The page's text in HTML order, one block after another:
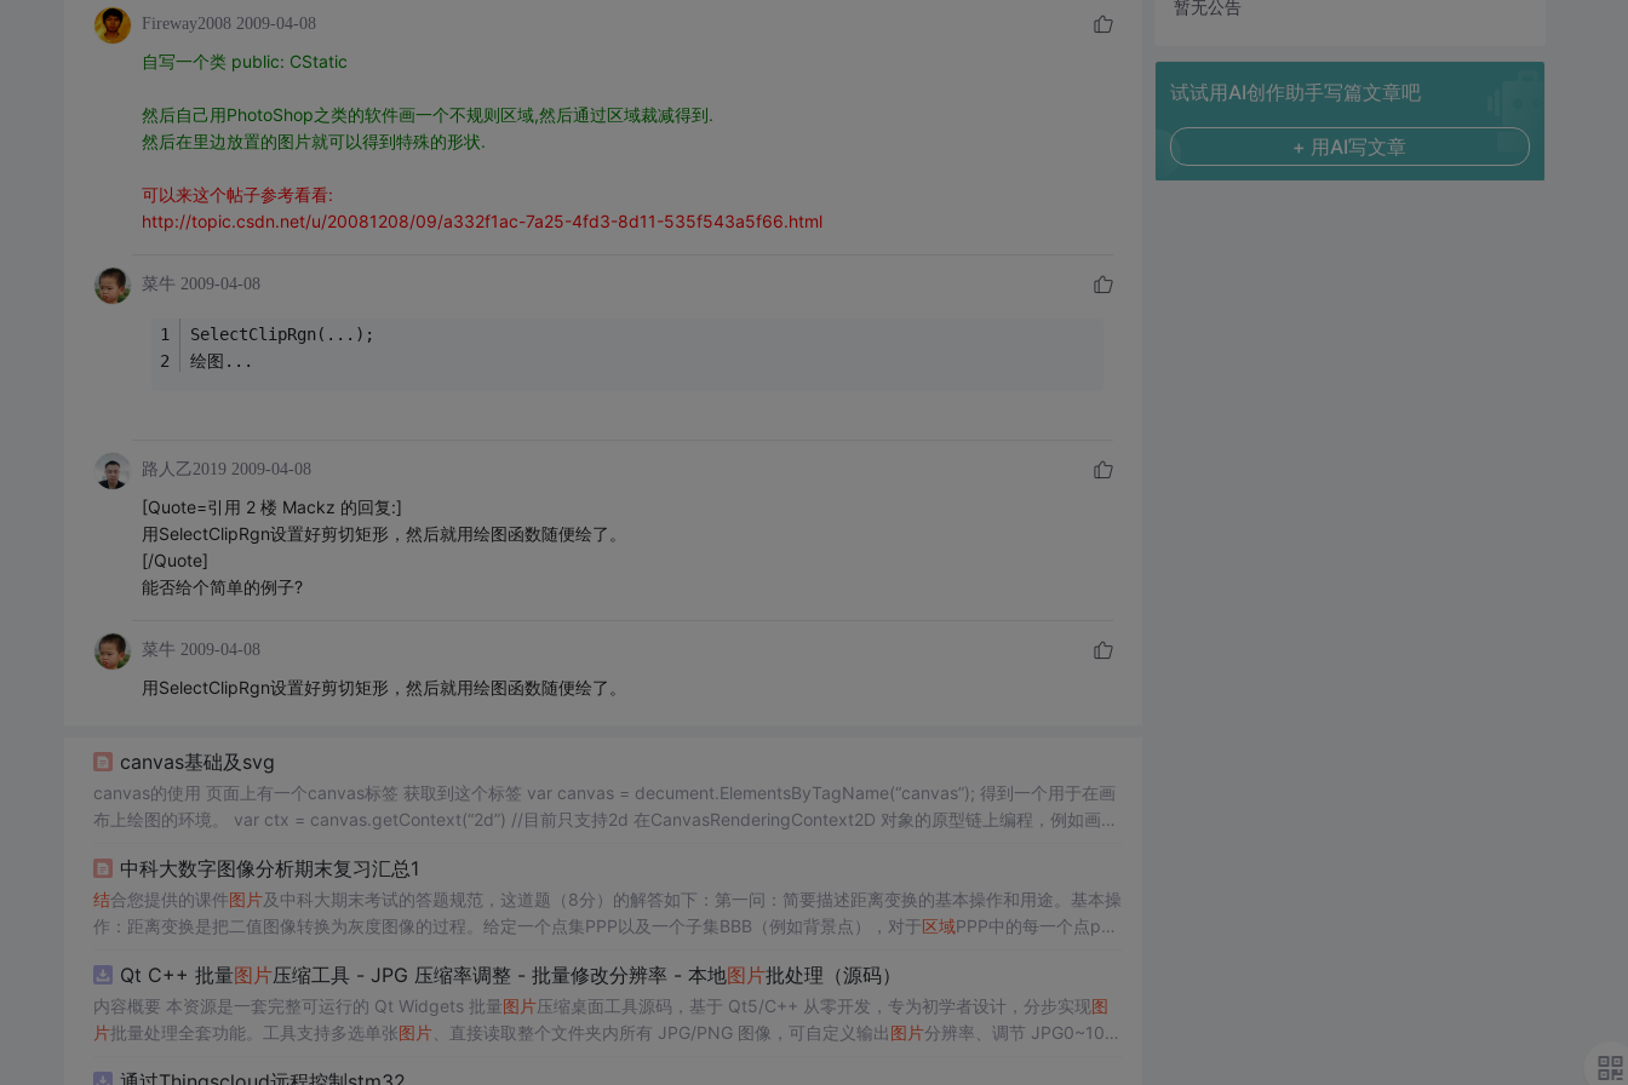
Fireway2008 2009-04-08
自写一个类 public: CStatic
然后自己用PhotoShop之类的软件画一个不规则区域,然后通过区域裁减得到.
然后在里边放置的图片就可以得到特殊的形状.
可以来这个帖子参考看看:
http://topic.csdn.net/u/20081208/09/a332f1ac-7a25-4fd3-8d11-535f543a5f66.html
菜牛 2009-04-08
SelectClipRgn(...);
绘图...
路人乙2019 2009-04-08
[Quote=引用 2 楼 Mackz 的回复:]
用SelectClipRgn设置好剪切矩形，然后就用绘图函数随便绘了。
[/Quote]
能否给个简单的例子?
菜牛 2009-04-08
用SelectClipRgn设置好剪切矩形，然后就用绘图函数随便绘了。
canvas基础及svg
canvas的使用 页面上有一个canvas标签 获取到这个标签 var canvas = decument.ElementsByTagName(“canvas”); 得到一个用于在画
布上绘图的环境。 var ctx = canvas.getContext(“2d”) //目前只支持2d 在CanvasRenderingContext2D 对象的原型链上编程，例如画一
中科大数字图像分析期末复习汇总1
结合您提供的课件图片及中科大期末考试的答题规范，这道题（8分）的解答如下：第一问：简要描述距离变换的基本操作和用途。基本操
作：距离变换是把二值图像转换为灰度图像的过程。给定一个点集PPP以及一个子集BBB（例如背景点），对于区域PPP中的每一个点pp
Qt C++ 批量图片压缩工具 - JPG 压缩率调整 - 批量修改分辨率 - 本地图片批处理（源码）
内容概要 本资源是一套完整可运行的 Qt Widgets 批量图片压缩桌面工具源码，基于 Qt5/C++ 从零开发，专为初学者设计，分步实现图
片批量处理全套功能。工具支持多选单张图片、直接读取整个文件夹内所有 JPG/PNG 图像，可自定义输出图片分辨率、调节 JPG0~100
暂无公告
试试用AI创作助手写篇文章吧
+ 用AI写文章